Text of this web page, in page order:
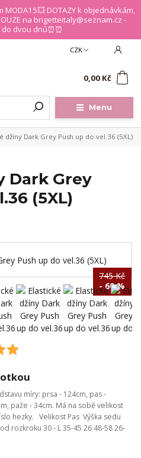
MODA15💥 DOTAZY k objednávkám,
na brigetteitaly@seznam.cz -
dvou dnů⏰⏰
Menu
CZK
0,00 Kč
džíny Dark Grey Push up do vel.36 (5XL)
Dark Grey
(5XL)
745 Kč
- 60 %
míry: prsa - 124cm, pas -
paže - 34cm. Má na sobě velikost
hezky. Velikost Pas Výška sedu
rozkroku 30 - L 35-45 26 48-58 26-